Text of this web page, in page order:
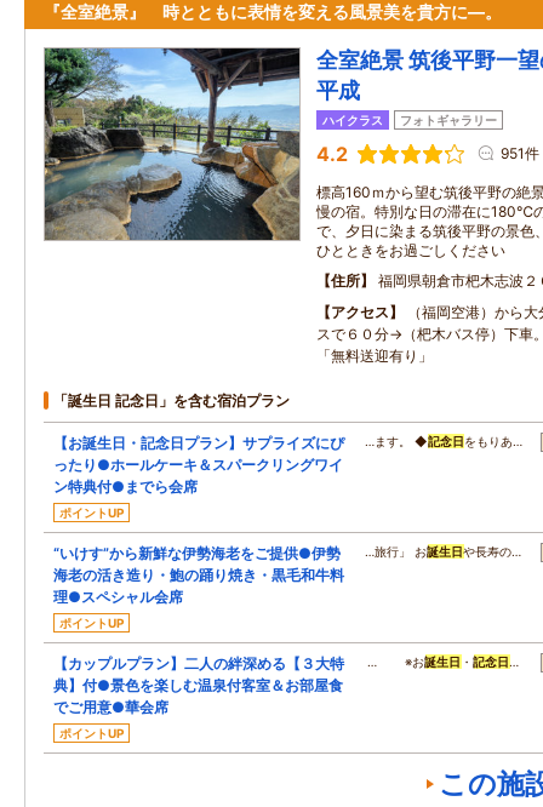
『全室絶景』 時とともに表情を変える風景美を貴方に―。
全室絶景 筑後平野一
平成
ハイクラス フォトギャラリー
4.2 951件
標高160ｍから望む筑後平野の絶
慢の宿。特別な日の滞在に180℃
で、夕日に染まる筑後平野の景色
ひとときをお過ごしください
住所
福岡県朝倉市杷木志波２
アクセス
（福岡空港）から
スで６０分→（杷木バス停）下車
「無料送迎有り」
「誕生日 記念日」を含む宿泊プラン
【お誕生日・記念日プラン】サプライズにぴ
ったり●ホールケーキ＆スパークリングワイ
ン特典付●までら会席
ポイントUP
…ます。 ◆記念日 をもりあ…
“いけす”から新鮮な伊勢海老をご提供●伊勢
海老の活き造り・鮑の踊り焼き・黒毛和牛料
理●スペシャル会席
ポイントUP
…旅行」 お誕生日や長寿の…
【カップルプラン】二人の絆深める【３大特
典】付●景色を楽しむ温泉付客室＆お部屋食
でご用意●華会席
ポイントUP
… ※お誕生日 ・記念日 …
この施